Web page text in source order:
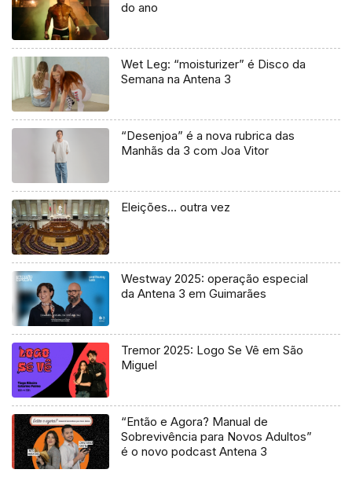
do ano
Wet Leg: “moisturizer” é Disco da
Semana na Antena 3
“Desenjoa” é a nova rubrica das
Manhãs da 3 com Joa Vitor
Eleições… outra vez
Westway 2025: operação especial
da Antena 3 em Guimarães
Tremor 2025: Logo Se Vê em São
Miguel
“Então e Agora? Manual de
Sobrevivência para Novos Adultos”
é o novo podcast Antena 3